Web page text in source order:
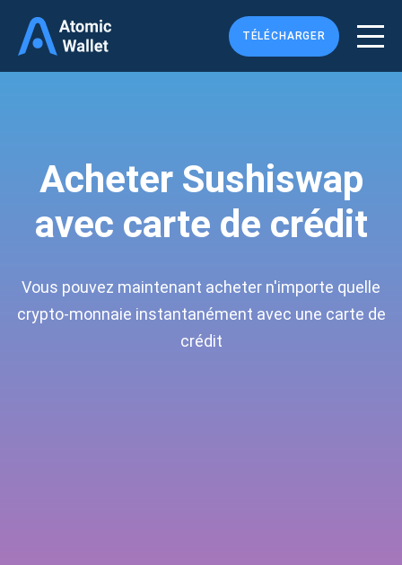
TÉLÉCHARGER
Acheter Sushiswap
avec carte de crédit
Vous pouvez maintenant acheter n'importe quelle
crypto-monnaie instantanément avec une carte de
crédit